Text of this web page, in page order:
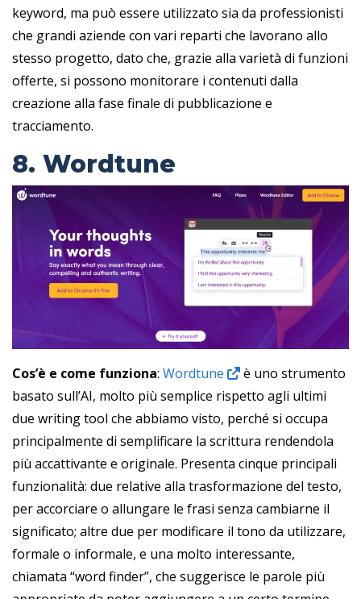
keyword, ma può essere utilizzato sia da professionisti
che grandi aziende con vari reparti che lavorano allo
stesso progetto, dato che, grazie alla varietà di funzioni
offerte, si possono monitorare i contenuti dalla
creazione alla fase finale di pubblicazione e
tracciamento.
8. Wordtune
Cos’è e come funziona: Wordtune
è uno strumento
basato sull’AI, molto più semplice rispetto agli ultimi
due writing tool che abbiamo visto, perché si occupa
principalmente di semplificare la scrittura rendendola
più accattivante e originale. Presenta cinque principali
funzionalità: due relative alla trasformazione del testo,
per accorciare o allungare le frasi senza cambiarne il
significato; altre due per modificare il tono da utilizzare,
formale o informale, e una molto interessante,
chiamata “word finder”, che suggerisce le parole più